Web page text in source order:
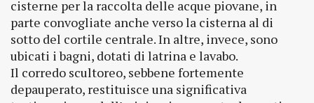
cisterne per la raccolta delle acque piovane, in
parte convogliate anche verso la cisterna al di
sotto del cortile centrale. In altre, invece, sono
ubicati i bagni, dotati di latrina e lavabo.
Il corredo scultoreo, sebbene fortemente
depauperato, restituisce una significativa